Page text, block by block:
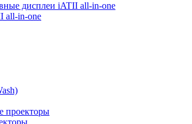
дисплеи iATII all-in-one
all-in-one
проекторы